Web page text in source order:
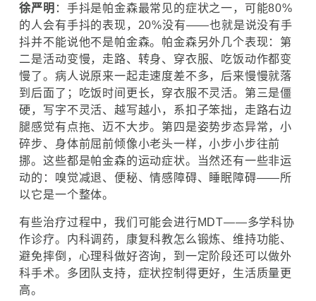
徐严明 ：手抖是帕金森最常见的症状之一，可能80%
的人会有手抖的表现，20%没有——也就是说没有手
抖并不能说他不是帕金森。帕金森另外几个表现：第
二是活动变慢，走路、转身、穿衣服、吃饭动作都变
慢了。病人说原来一起走速度差不多，后来慢慢就落
到后面了；吃饭时间更长，穿衣服不灵活。第三是僵
硬，写字不灵活、越写越小，系扣子笨拙，走路右边
腿感觉有点拖、迈不大步。第四是姿势步态异常，小
碎步、身体前屈前倾像小老头一样，小步小步往前
挪。这些都是帕金森的运动症状。当然还有一些非运
动的：嗅觉减退、便秘、情感障碍、睡眠障碍——所
以它是一个整体。
有些治疗过程中，我们可能会进行MDT——多学科协
作诊疗。内科调药，康复科教怎么锻炼、维持功能、
避免摔倒，心理科做好咨询，到一定阶段还可以做外
科手术。多团队支持，症状控制得更好，生活质量更
高。